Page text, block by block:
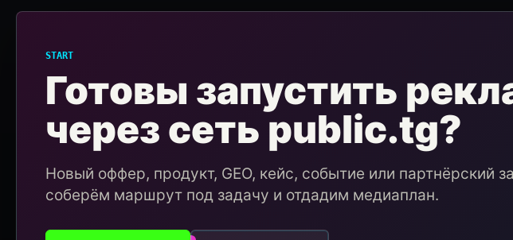
START
Готовы запустить
через сеть public.tg?
Новый оффер, продукт, GEO, кейс, событие или партнёрский
соберём маршрут под задачу и отдадим медиаплан.